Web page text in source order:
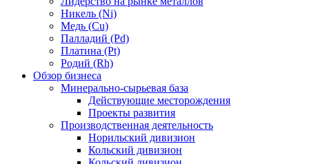
Никель (Ni)
Медь (Cu)
Палладий (Pd)
Платина (Pt)
Родий (Rh)
Обзор бизнеса
Минерально-сырьевая база
Действующие месторождения
Проекты развития
Производственная деятельность
Норильский дивизион
Кольский дивизион